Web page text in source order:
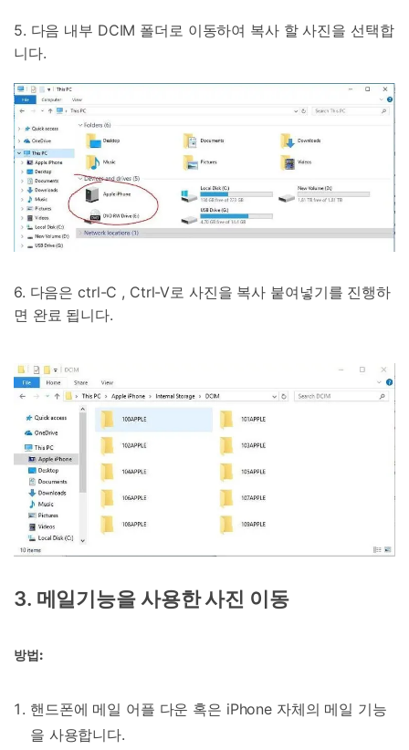
5. 다음 내부 DCIM 폴더로 이동하여 복사 할 사진을 선택합
니다.
6. 다음은 ctrl-C , Ctrl-V로 사진을 복사 붙여넣기를 진행하
면 완료 됩니다.
3. 메일기능을 사용한 사진 이동
방법:
핸드폰에 메일 어플 다운 혹은 iPhone 자체의 메일 기능
을 사용합니다.